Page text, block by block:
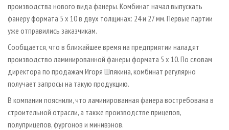
БИОЭНЕРГЕТИКА
ЦБП
ИНСТРУМЕНТ И МАТЕРИАЛЫ
RUSSIAN FORESTRY REVIEW
ГАЗЕТА ЛЕСПРОМФОРУМ
БИБЛИОТЕКА СПЕЦИАЛИСТА
производства нового вида фанеры. Комбинат начал выпускать
фанеру формата 5 х 10 в двух толщинах: 24 и 27 мм. Первые партии
уже отправились заказчикам.
Сообщается, что в ближайшее время на предприятии наладят
производство ламинированной фанеры формата 5 х 10. По словам
директора по продажам Игоря Шпякина, комбинат регулярно
получает запросы на такую продукцию.
В компании пояснили, что ламинированная фанера востребована в
строительной отрасли, а также производстве прицепов,
полуприцепов, фургонов и минивэнов.